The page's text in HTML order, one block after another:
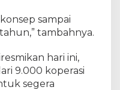
sampai
tambahnya.
hari ini,
9.000 koperasi
segera